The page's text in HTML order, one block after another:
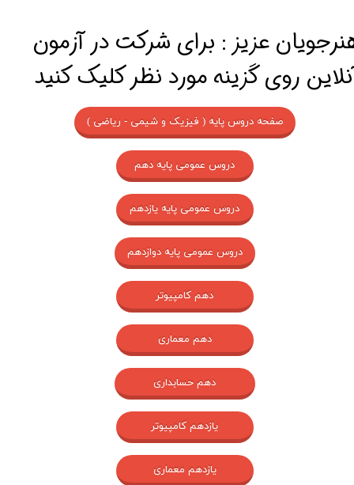
عزیز : برای شرکت در آزمون
روی گزینه مورد نظر کلیک کنید
صفحه دروس پایه ( فیزیک و شیمی - ریاضی )
دروس عمومی پایه دهم
دروس عمومی پایه یازدهم
دروس عمومی پایه دوازدهم
دهم کامپیوتر
دهم معماری
دهم حسابداری
یازدهم کامپیوتر
یازدهم معماری